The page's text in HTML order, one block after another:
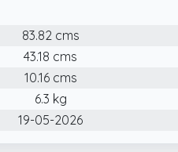
para esta escalera
83.82 cms
43.18 cms
10.16 cms
6.3 kg
19-05-2026